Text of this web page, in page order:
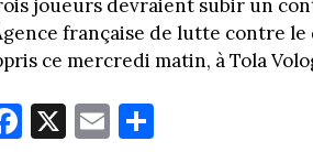
joueurs devraient subir un
française de lutte contre
ce mercredi matin, à Tola
Fa X E